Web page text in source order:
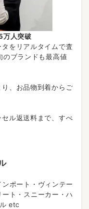
万人突破
をリアルタイムで査
のブランドも最高値
、お品物到着からご
ル返送料まで、すべ
ポート・ヴィンテー
ト・スニーカー・ハ
etc